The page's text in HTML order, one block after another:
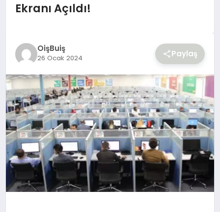
SPOR
Ekranı Açıldı!
OişBuiş
26 Ocak 2024 Paylaş